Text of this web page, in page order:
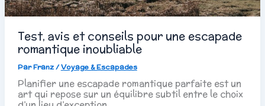
Test, avis et conseils pour une escapade
romantique inoubliable
ParFranz/Voyage & Escapades
Planifier une escapade romantique parfaite est un
art qui repose sur un équilibre subtil entre le choix